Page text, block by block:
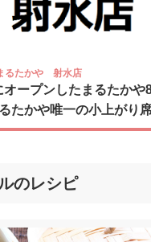
るたかや 射水店
ープンしたまるたかや
たかや唯一の小上がり
のレシピ